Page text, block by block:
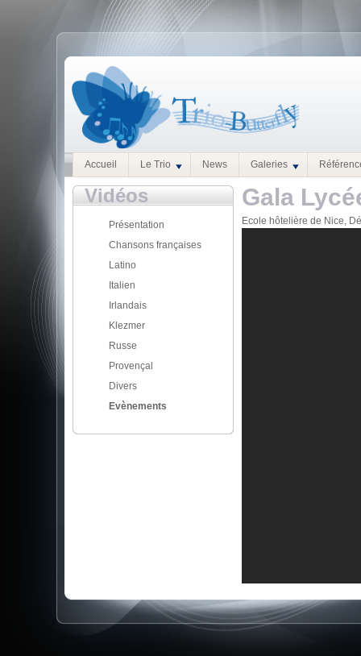
Accueil Le Trio News Galeries
Vidéos
Présentation
Chansons françaises
Latino
Italien
Irlandais
Klezmer
Russe
Provençal
Divers
Evènements
Gala
Ecole hôtelière de Nice,